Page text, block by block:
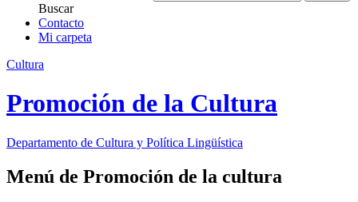
Buscar
Contacto
Mi carpeta
Cultura
Promoción de la Cultura
Departamento de Cultura y Política Lingüística
Menú de Promoción de la cultura